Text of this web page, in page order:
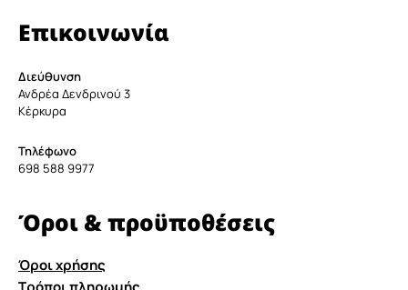
Επικοινωνία
Διεύθυνση
Ανδρέα Δενδρινού 3
Κέρκυρα
Τηλέφωνο
698 588 9977
Όροι & προϋποθέσεις
Όροι χρήσης